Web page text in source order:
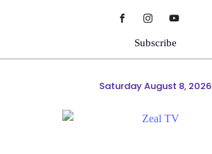
Subscribe
Saturday August 8, 2026